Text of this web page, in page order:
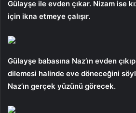
Gülayşe ile evden çıkar. Nizam ise
için ikna etmeye çalışır.
Gülayşe babasına Naz’ın evden
dilemesi halinde eve döneceğini
Naz’ın gerçek yüzünü görecek.